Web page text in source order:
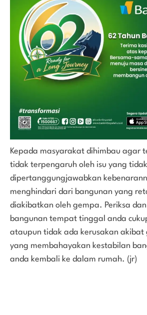
Kepada masyarakat dihimbau agar
tidak terpengaruh oleh isu yang
dipertanggungjawabkan
menghindari dari bangunan yang
diakibatkan oleh gempa. Periksa
bangunan tempat tinggal anda
ataupun tidak ada kerusakan
yang membahayakan kestabilan
anda kembali ke dalam rumah. (jr)